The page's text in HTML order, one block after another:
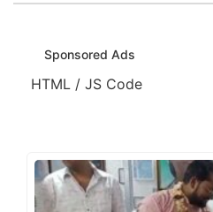
Sponsored Ads
HTML / JS Code